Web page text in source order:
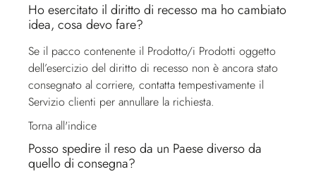
Ho esercitato il diritto di recesso ma ho cambiato
idea, cosa devo fare?
Se il pacco contenente il Prodotto/i Prodotti oggetto
dell’esercizio del diritto di recesso non è ancora stato
consegnato al corriere, contatta tempestivamente il
Servizio clienti per annullare la richiesta.
Torna all'indice
Posso spedire il reso da un Paese diverso da
quello di consegna?